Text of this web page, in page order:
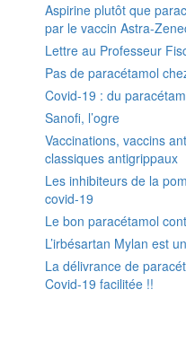
Aspirine plutôt que
par le vaccin Astra-
Lettre au Professeur
Pas de paracétamol
Covid-19 : du
Sanofi, l’ogre
Vaccinations, vaccins
classiques antigrippaux
Les inhibiteurs de la
covid-19
Le bon paracétamol
L’irbésartan Mylan est
La délivrance de
Covid-19 facilitée !!